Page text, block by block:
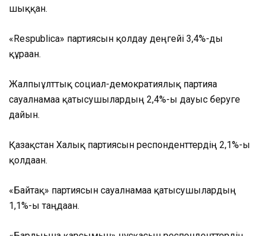
шыққан.
«Respublica» партиясын қолдау деңгейі 3,4%-ды
құраған.
Жалпыұлттық социал-демократиялық партияға
сауалнамаға қатысушылардың 2,4%-ы дауыс беруге
дайын.
Қазақстан Халық партиясын респонденттердің 2,1%-ы
қолдаған.
«Байтақ» партиясын сауалнамаға қатысушылардың
1,1%-ы таңдаған.